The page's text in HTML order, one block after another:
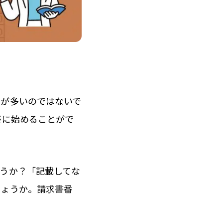
多いのではないで
始めることがで
か？「記載してな
うか。請求書番